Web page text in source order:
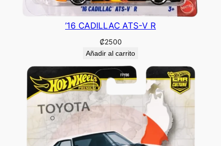
’16 CADILLAC ATS-V R
₡2500
Añadir al carrito